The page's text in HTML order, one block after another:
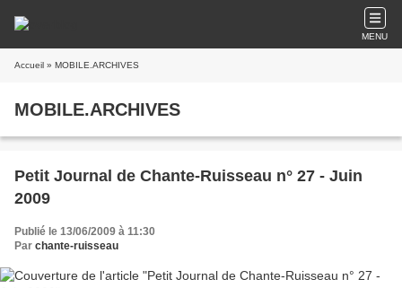
MENU
Accueil » MOBILE.ARCHIVES
MOBILE.ARCHIVES
Petit Journal de Chante-Ruisseau n° 27 - Juin
2009
Publié le 13/06/2009 à 11:30
Par chante-ruisseau